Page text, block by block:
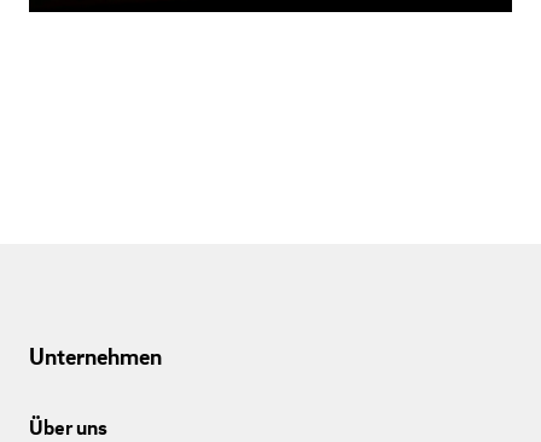
Unternehmen
Über uns